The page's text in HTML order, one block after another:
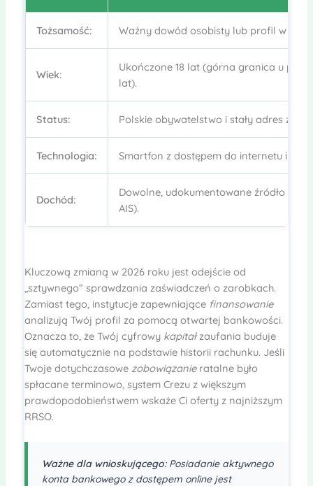
Tożsamość: Ważny dowód osobisty lub profil w
Wiek:
Ukończone 18 lat (górna granica u
lat).
Status: Polskie obywatelstwo i stały adres
Technologia: Smartfon z dostępem do internetu i
Dochód:
Dowolne, udokumentowane źródło
AIS).
Kluczową zmianą w 2026 roku jest odejście od
„sztywnego” sprawdzania zaświadczeń o zarobkach.
Zamiast tego, instytucje zapewniające finansowanie
analizują Twój profil za pomocą otwartej bankowości.
Oznacza to, że Twój cyfrowy kapitałzaufania buduje
się automatycznie na podstawie historii rachunku. Jeśli
Twoje dotychczasowe zobowiązanieratalne było
spłacane terminowo, system Crezu z większym
prawdopodobieństwem wskaże Ci oferty z najniższym
RRSO.
Ważne dla wnioskującego:Posiadanie aktywnego
konta bankowego z dostępem online jest